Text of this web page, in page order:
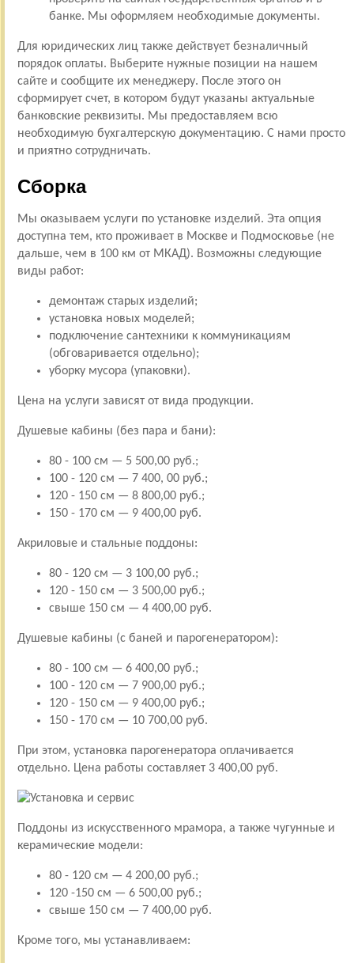
банке. Мы оформляем необходимые документы.
Для юридических лиц также действует безналичный
порядок оплаты. Выберите нужные позиции на нашем
сайте и сообщите их менеджеру. После этого он
сформирует счет, в котором будут указаны актуальные
банковские реквизиты. Мы предоставляем всю
необходимую бухгалтерскую документацию. С нами просто
и приятно сотрудничать.
Сборка
Мы оказываем услуги по установке изделий. Эта опция
доступна тем, кто проживает в Москве и Подмосковье (не
дальше, чем в 100 км от МКАД). Возможны следующие
виды работ:
демонтаж старых изделий;
установка новых моделей;
подключение сантехники к коммуникациям
(обговаривается отдельно);
уборку мусора (упаковки).
Цена на услуги зависят от вида продукции.
Душевые кабины (без пара и бани):
80 - 100 см — 5 500,00 руб.;
100 - 120 см — 7 400, 00 руб.;
120 - 150 см — 8 800,00 руб.;
150 - 170 см — 9 400,00 руб.
Акриловые и стальные поддоны:
80 - 120 см — 3 100,00 руб.;
120 - 150 см — 3 500,00 руб.;
свыше 150 см — 4 400,00 руб.
Душевые кабины (с баней и парогенератором):
80 - 100 см — 6 400,00 руб.;
100 - 120 см — 7 900,00 руб.;
120 - 150 см — 9 400,00 руб.;
150 - 170 см — 10 700,00 руб.
При этом, установка парогенератора оплачивается
отдельно. Цена работы составляет 3 400,00 руб.
Поддоны из искусственного мрамора, а также чугунные и
керамические модели:
80 - 120 см — 4 200,00 руб.;
120 -150 см — 6 500,00 руб.;
свыше 150 см — 7 400,00 руб.
Кроме того, мы устанавливаем: